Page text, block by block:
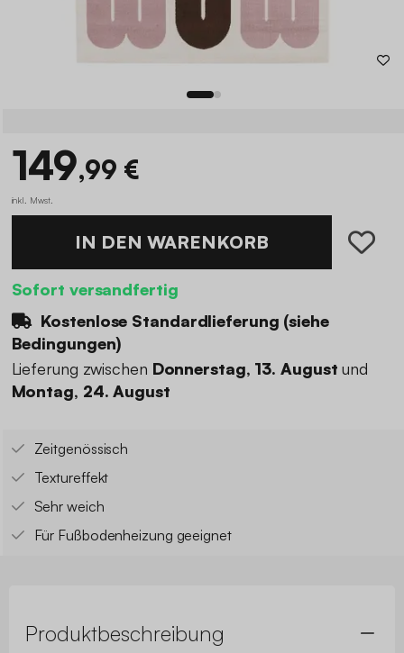
149,99 €
inkl. Mwst.
IN DEN WARENKORB
Sofort versandfertig
Kostenlose Standardlieferung (siehe
Bedingungen)
Lieferung zwischen Donnerstag, 13. August und
Montag, 24. August
Zeitgenössisch
Textureffekt
Sehr weich
Für Fußbodenheizung geeignet
Produktbeschreibung